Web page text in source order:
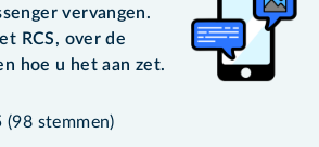
vervangen.
RCS, over de
hoe u het aan zet.
(98 stemmen)